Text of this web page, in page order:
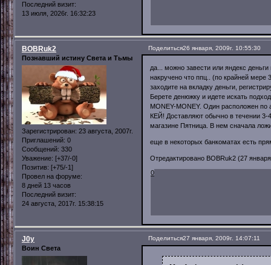
Последний визит:
13 июля, 2026г. 16:32:23
Поделиться26 января, 2009г. 10:55:30
BOBRuk2
Познавший истину Света и Тьмы
Зарегистрирован: 23 августа, 2007г.
Приглашений: 0
Сообщений: 330
Уважение: [+37/-0]
Позитив: [+75/-1]
Провел на форуме:
8 дней 13 часов
Последний визит:
24 августа, 2017г. 15:38:15
да... можно завести или яндекс
накручено что ппц.. (по крайней мере
заходите на вкладку деньги,
Берете денюжку и идете искать
MONEY-MONEY. Один расположен
КЕЙ! Доставляют обычно в течении 3-
магазине Пятница. В нем сначала
еще в некоторых банкоматах есть
Отредактировано BOBRuk2 (27
0
Поделиться27 января, 2009г. 14:07:11
J0y
Воин Света